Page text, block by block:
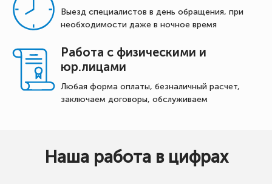
Выезд специалистов в день обращения, при
необходимости даже в ночное время
Работа с физическими и
юр.лицами
Любая форма оплаты, безналичный расчет,
заключаем договоры, обслуживаем
Наша работа в цифрах